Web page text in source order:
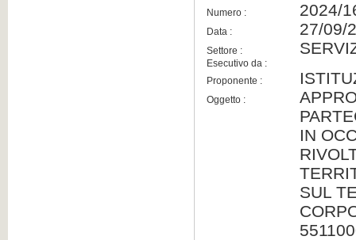
Numero : 2024/
Data : 27/09/
Settore :
Esecutivo da :
Proponente :
Oggetto :
IN
SUL